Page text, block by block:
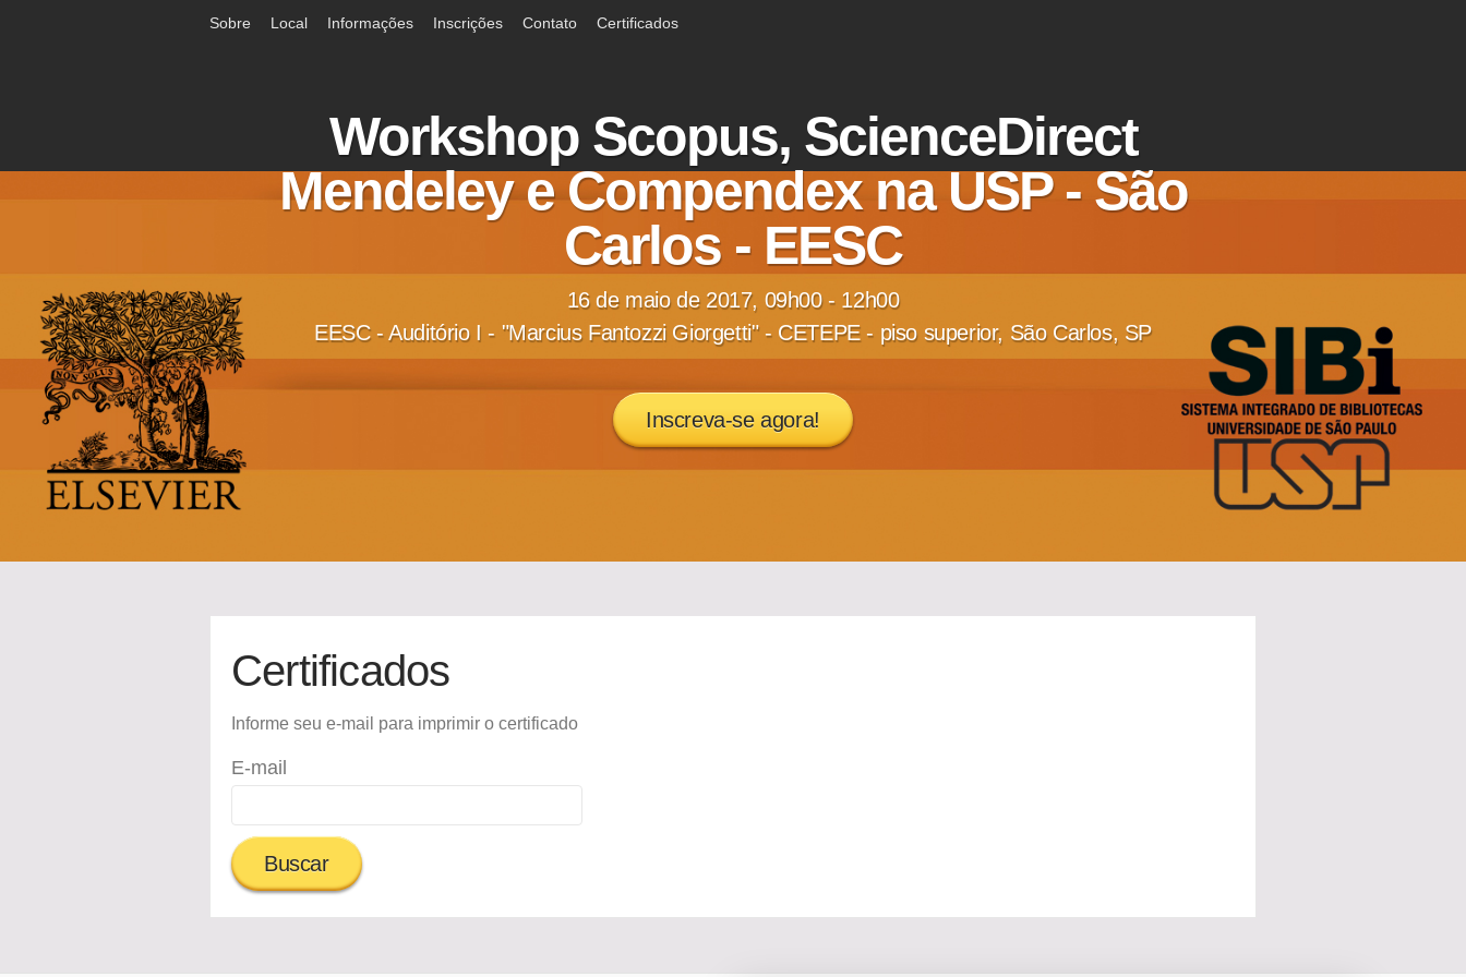
Sobre Local Informações Inscrições Contato Certificados
Workshop Scopus, ScienceDirect
Mendeley e Compendex na USP - São
Carlos - EESC
16 de maio de 2017, 09h00 - 12h00
EESC - Auditório I - "Marcius Fantozzi Giorgetti" - CETEPE - piso superior, São Carlos, SP
Inscreva-se agora!
Certificados
Informe seu e-mail para imprimir o certificado
E-mail